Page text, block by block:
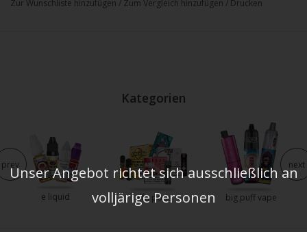
Zur Wunschliste hinzufügen / Zum Vergleich hinzufügen / Drucken
Kategorien
e liquid elfa pods big puff vape
prev next
Unser Angebot richtet sich ausschließlich an
volljärige Personen